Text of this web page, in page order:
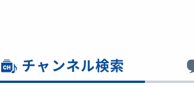
チャンネル検索